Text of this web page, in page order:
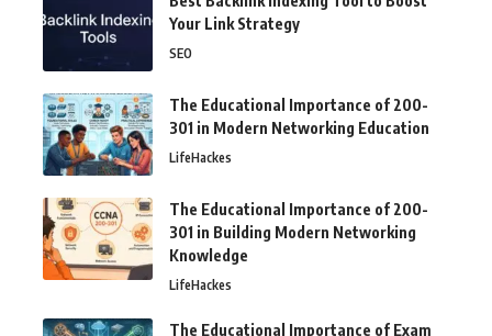
Your Link Strategy
SEO
The Educational Importance of 200-
301 in Modern Networking Education
LifeHackes
The Educational Importance of 200-
301 in Building Modern Networking
Knowledge
LifeHackes
The Educational Importance of Exam